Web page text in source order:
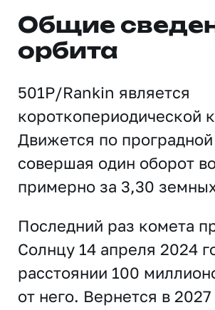
Общие
орбита
501P/Rankin является
короткопериодической
Движется по
совершая один оборот
примерно за 3,30
Последний раз комета
Солнцу 14 апреля 2024
расстоянии 100
от него. Вернется в 2027